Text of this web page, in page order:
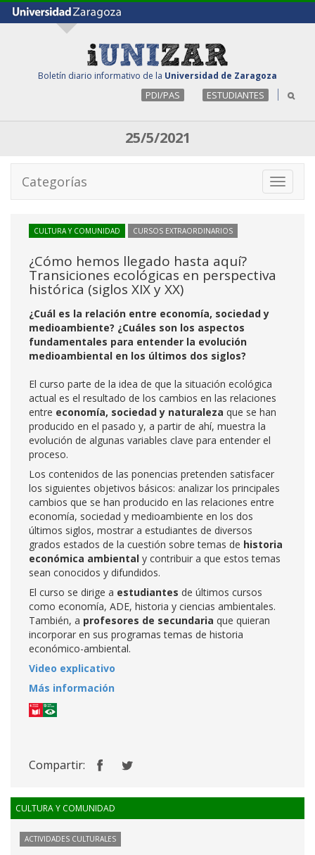
Boletín diario informativo de la Universidad de Zaragoza
PDI/PAS ESTUDIANTES
25/5/2021
Toggle
Categorías
CULTURA Y COMUNIDAD CURSOS EXTRAORDINARIOS
¿Cómo hemos llegado hasta aquí?
Transiciones ecológicas en perspectiva
histórica (siglos XIX y XX)
¿Cuál es la relación entre economía, sociedad y
medioambiente? ¿Cuáles son los aspectos
fundamentales para entender la evolución
medioambiental en los últimos dos siglos?
El curso parte de la idea de que la situación ecológica
actual es el resultado de los cambios en las relaciones
entre economía, sociedad y naturaleza que se han
producido en el pasado y, a partir de ahí, muestra la
evolución de algunas variables clave para entender el
proceso.
Los contenidos de las ponencias pretenden satisfacer
los siguientes objetivos básicos: analizar los principales
cambios que se han producido en las relaciones entre
economía, sociedad y medioambiente en los dos
últimos siglos, mostrar a estudiantes de diversos
grados estados de la cuestión sobre temas de historia
económica ambiental y contribuir a que estos temas
sean conocidos y difundidos.
El curso se dirige a estudiantes de últimos cursos
como economía, ADE, historia y ciencias ambientales.
También, a profesores de secundaria que quieran
incorporar en sus programas temas de historia
económico-ambiental.
Video explicativo
Más información
Compartir:
CULTURA Y COMUNIDAD
ACTIVIDADES CULTURALES